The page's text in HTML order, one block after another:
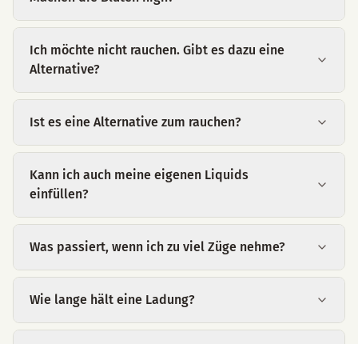
Ich möchte nicht rauchen. Gibt es dazu eine
Alternative?
Ist es eine Alternative zum rauchen?
Kann ich auch meine eigenen Liquids
einfüllen?
Was passiert, wenn ich zu viel Züge nehme?
Wie lange hält eine Ladung?